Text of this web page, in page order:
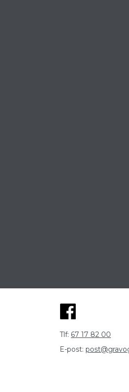
Tlf: 67 17 82 00
E-post: